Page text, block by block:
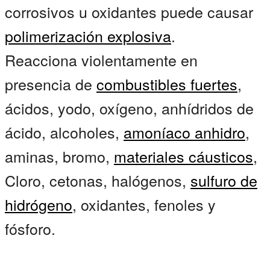
corrosivos u oxidantes puede causar
polimerización explosiva.
Reacciona violentamente en
presencia de combustibles fuertes,
ácidos, yodo, oxígeno, anhídridos de
ácido, alcoholes, amoníaco anhidro,
aminas, bromo, materiales cáusticos,
Cloro, cetonas, halógenos, sulfuro de
hidrógeno, oxidantes, fenoles y
fósforo.